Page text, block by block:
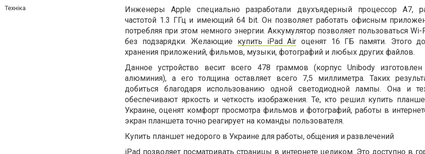
Техніка
Инженеры Apple специально разработали двухъядерный процессор A7,
частотой 1.3 ГГц и имеющий 64 bit. Он позволяет работать офисным
потребляя при этом немного энергии. Аккумулятор позволяет пользоваться
без подзарядки. Желающие купить iPad Air оценят 16 ГБ памяти. Этого
хранения приложений, фильмов, музыки, фотографий и любых других файлов.
Данное устройство весит всего 478 граммов (корпус Unibody
алюминия), а его толщина оставляет всего 7,5 миллиметра. Таких
добиться благодаря использованию одной светодиодной лампы. Она и
обеспечивают яркость и четкость изображения. Те, кто решил купить
Украине, оценят комфорт просмотра фильмов и фотографий, работы в
экран планшета точно реагирует на команды пользователя.
Купить планшет недорого в Украине для работы, общения и развлечений
iPad позволяет посматривать страницы в интернете целиком. Это доступно в